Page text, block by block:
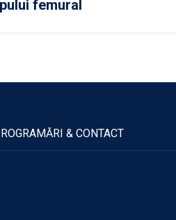
femural
& CONTACT